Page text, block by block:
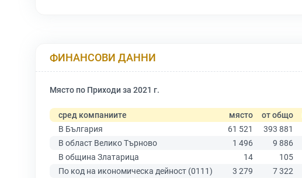
ФИНАНСОВИ ДАННИ
Място по Приходи за 2021 г.
сред компаниите място от общо
В България
61 521 393 881
В област Велико Търново
1 496 9 886
В община Златарица
14 105
По код на икономическа дейност (0111)
3 279 7 322